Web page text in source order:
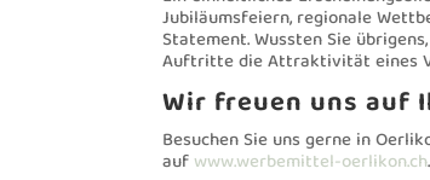
Jubiläumsfeiern, regionale
Statement. Wussten Sie
Auftritte die Attraktivität eines
Wir freuen uns auf
Besuchen Sie uns gerne in
aufwww.werbemittel-oerlikon.ch